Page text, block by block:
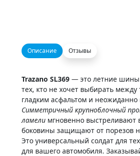
Описание Отзывы
Trazano SL369 — это летние
тех, кто не хочет выбирать
гладким асфальтом и
Симметричный крупноблочный
ламели мгновенно выстреливают
боковины защищают от порезов
Это универсальный солдат для
для вашего автомобиля.